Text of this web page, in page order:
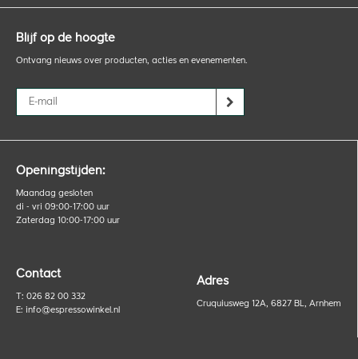
Openingstijden:
Maandag gesloten
di - vri 09:00-17:00 uur
Zaterdag 10:00-17:00 uur
Contact
T: 026 82 00 332
E: info@espressowinkel.nl
Adres
Cruquiusweg 12A, 6827 BL, Arnhem
Blijf op de hoogte
Ontvang nieuws over producten, acties en evenementen.